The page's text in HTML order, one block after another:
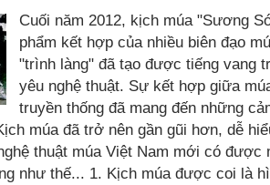
Cuối năm 2012, kịch múa "Sương
phẩm kết hợp của nhiều biên đạo
"trình làng" đã tạo được tiếng vang
yêu nghệ thuật. Sự kết hợp giữa
truyền thống đã mang đến những
múa đã trở nên gần gũi hơn, dễ
thuật múa Việt Nam mới có được
như thế... 1. Kịch múa được coi là